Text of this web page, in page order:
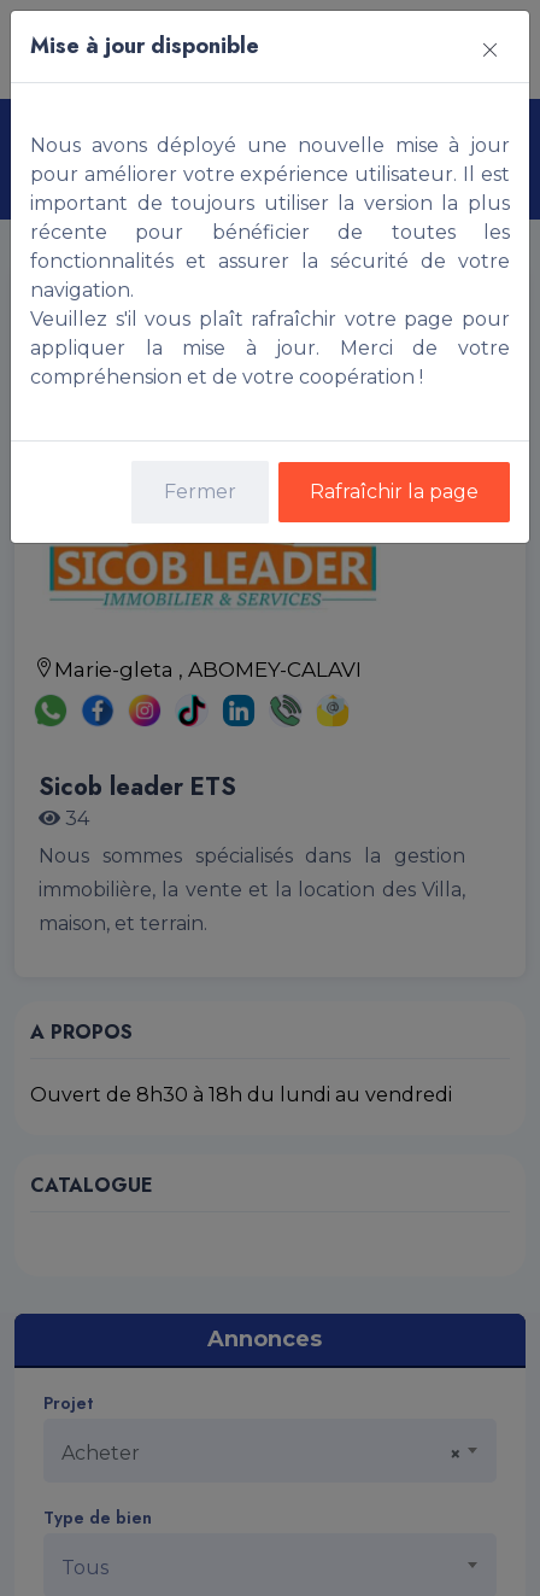
Profil Agence Immobilière
Marie-gleta , ABOMEY-CALAVI
Sicob leader ETS
34
Nous sommes spécialisés dans la gestion
immobilière, la vente et la location des Villa,
maison, et terrain.
A PROPOS
Ouvert de 8h30 à 18h du lundi au vendredi
CATALOGUE
Annonces
Projet
×
Acheter
Type de bien
Tous
Mise à jour disponible
Nous avons déployé une nouvelle mise à jour
pour améliorer votre expérience utilisateur. Il est
important de toujours utiliser la version la plus
récente pour bénéficier de toutes les
fonctionnalités et assurer la sécurité de votre
navigation.
Veuillez s'il vous plaît rafraîchir votre page pour
appliquer la mise à jour. Merci de votre
compréhension et de votre coopération !
Fermer Rafraîchir la page